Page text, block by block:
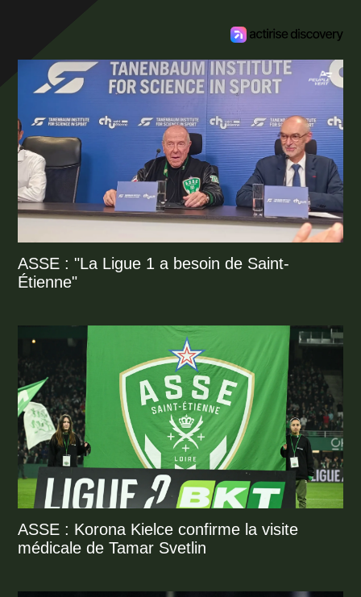
ASSE : "La Ligue 1 a besoin de Saint-
Étienne"
ASSE : Korona Kielce confirme la visite
médicale de Tamar Svetlin